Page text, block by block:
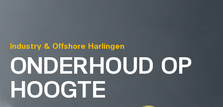
Industry & Offshore Harlingen
ONDERHOUD OP
HOOGTE